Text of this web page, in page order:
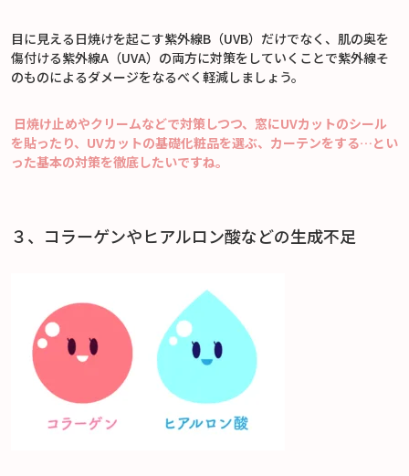
目に見える日焼けを起こす紫外線B（UVB）だけでなく、肌の奥を
傷付ける紫外線A（UVA）の両方に対策をしていくことで紫外線そ
のものによるダメージをなるべく軽減しましょう。
日焼け止めやクリームなどで対策しつつ、窓にUVカットのシール
を貼ったり、UVカットの基礎化粧品を選ぶ、カーテンをする…とい
った基本の対策を徹底したいですね。
３、コラーゲンやヒアルロン酸などの生成不足